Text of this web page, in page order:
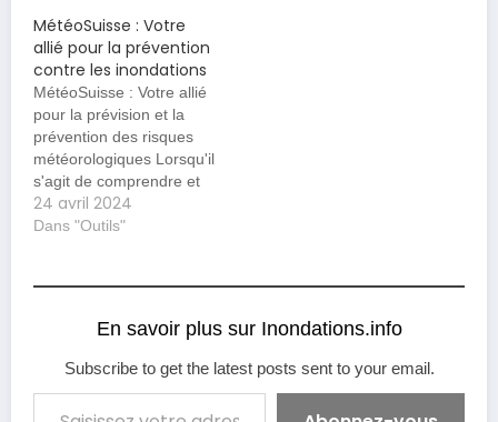
incontournables pour
quiconque cherche des
informations
météorologiques fiables
en Belgique. Alors que
Meteo.be se concentre
sur la fourniture d'alertes
et d'avertissements
météorologiques, l'IRM
offre…
MétéoSuisse : Votre
allié pour la prévention
contre les inondations
MétéoSuisse : Votre allié
pour la prévision et la
prévention des risques
météorologiques Lorsqu'il
s'agit de comprendre et
de se préparer aux
caprices de la météo en
incontournable. Ce site
complète de services
météorologiques, des
prévisions détaillées aux
24 avril 2024
Dans "Outils"
En savoir plus sur Inondations.info
Subscribe to get the latest posts sent to your email.
Saisissez votre adresse e-mail…